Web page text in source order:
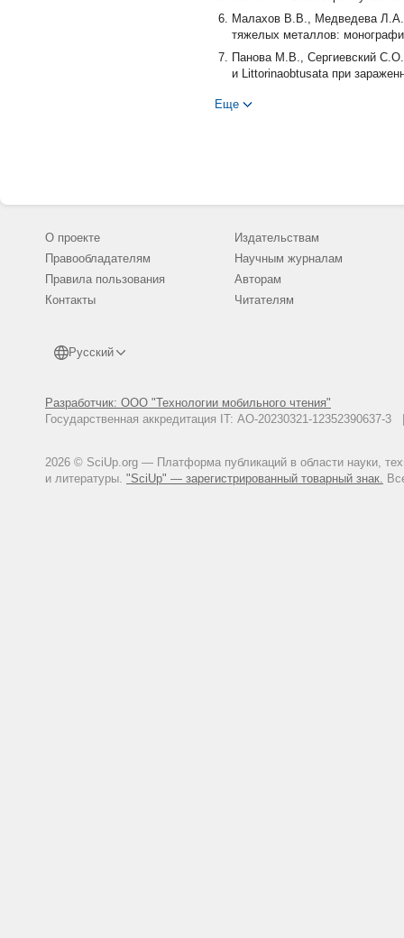
Малахов В.В., Медведева Л.А.
тяжелых металлов:
Панова М.В., Сергиевский
и Littorinaobtusata при
изучение гидробионтов
Jeremias X Noves aportacions
Scarabaeoidea). Butll. Inst.
Zuykov M, Vinarski M,
analysis of large museum
Еще
О проекте
Правообладателям
Правила пользования
Контакты
Русский
Разработчик: ООО "Технологии мобильного чтения"
Государственная аккредитация IT: АО-20230321-
2026 © SciUp.org — Платформа публикаций в области науки,
и литературы. "SciUp" — зарегистрированный товарный знак.
Издательствам
Научным журналам
Авторам
Читателям